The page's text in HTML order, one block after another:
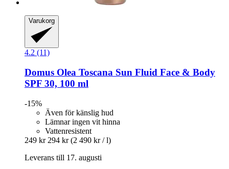
Varukorg
4.2 (11)
Domus Olea Toscana Sun Fluid Face & Body
SPF 30, 100 ml
-15%
Även för känslig hud
Lämnar ingen vit hinna
Vattenresistent
249 kr 294 kr (2 490 kr / l)
Leverans till 17. augusti